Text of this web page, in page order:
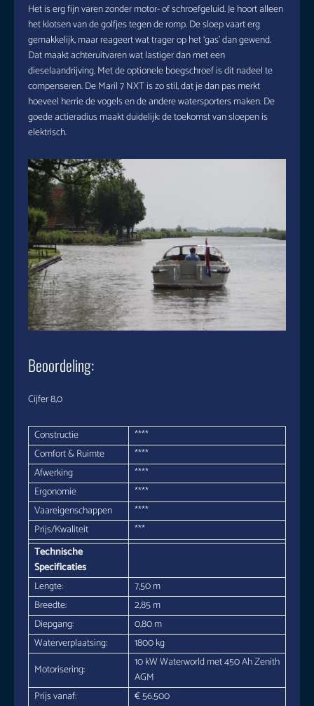
Het is erg fijn varen zonder motor- of schroefgeluid. Je hoort alleen
het klotsen van de golfjes tegen de romp. De sloep vaart erg
gemakkelijk, maar reageert wat trager op het ‘gas’ dan gewend.
Dat maakt achteruitvaren wat lastiger dan met een
dieselaandrijving. Met de optionele boegschroef is dit nadeel te
compenseren. De Maril 7 NXT is zo stil, dat je dan pas merkt
hoeveel herrie de vogels en de andere watersporters maken. De
goede actieradius maakt duidelijk: de toekomst van sloepen is
elektrisch.
Beoordeling:
Cijfer 8,0
Constructie
****
Comfort & Ruimte
****
Afwerking
****
Ergonomie
****
Vaareigenschappen
****
Prijs/Kwaliteit
***
Technische
Specificaties
Lengte:
7,50 m
Breedte:
2,85 m
Diepgang:
0,80 m
Waterverplaatsing:
1800 kg
Motorisering:
10 kW Waterworld met 450 Ah Zenith
AGM
Prijs vanaf:
€ 56.500